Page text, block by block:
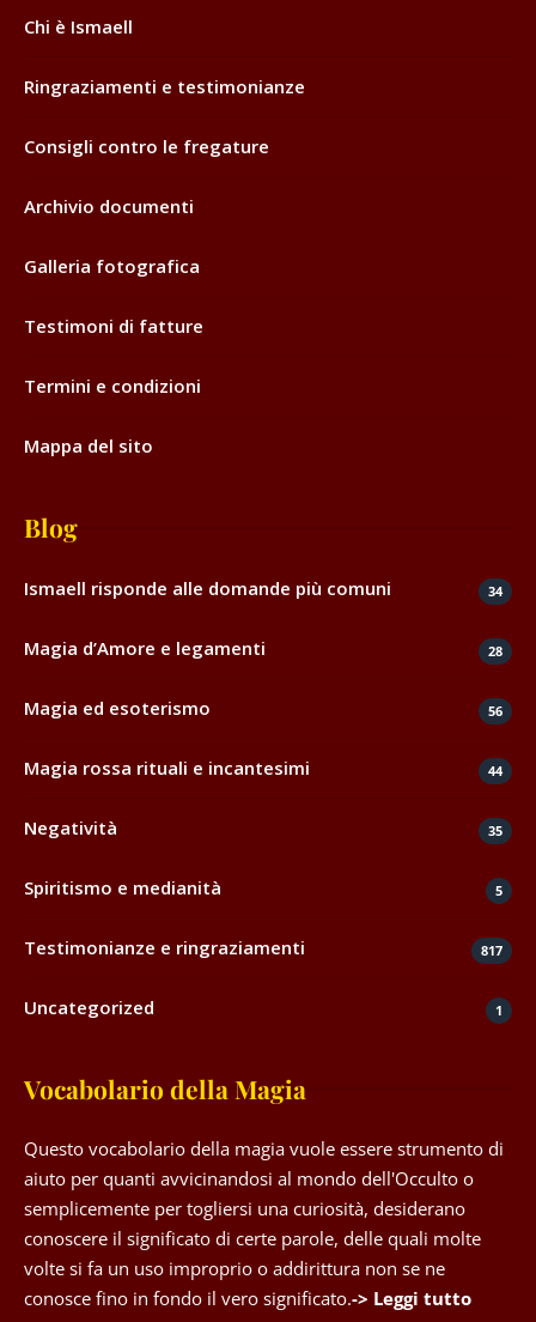
Chi è Ismaell
Ringraziamenti e testimonianze
Consigli contro le fregature
Archivio documenti
Galleria fotografica
Testimoni di fatture
Termini e condizioni
Mappa del sito
Blog
Ismaell risponde alle domande più comuni 34
Magia d’Amore e legamenti 28
Magia ed esoterismo 56
Magia rossa rituali e incantesimi 44
Negatività 35
Spiritismo e medianità 5
Testimonianze e ringraziamenti 817
Uncategorized 1
Vocabolario della Magia
Questo vocabolario della magia vuole essere strumento di
aiuto per quanti avvicinandosi al mondo dell'Occulto o
semplicemente per togliersi una curiosità, desiderano
conoscere il significato di certe parole, delle quali molte
volte si fa un uso improprio o addirittura non se ne
conosce fino in fondo il vero significato.-> Leggi tutto